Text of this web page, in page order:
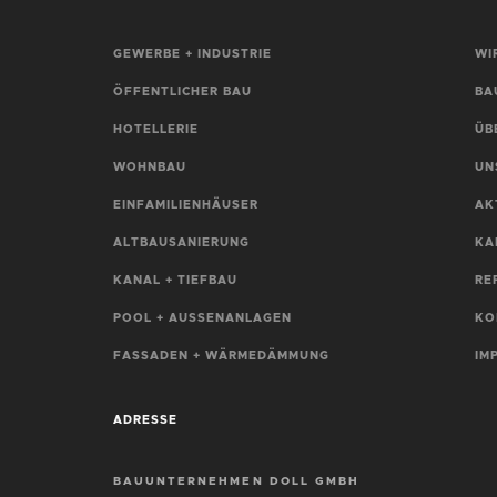
GEWERBE + INDUSTRIE
ÖFFENTLICHER BAU
HOTELLERIE
WOHNBAU
EINFAMILIENHÄUSER
ALTBAUSANIERUNG
KANAL + TIEFBAU
POOL + AUSSENANLAGEN
FASSADEN + WÄRMEDÄMMUNG
ADRESSE
BAUUNTERNEHMEN DOLL GMBH